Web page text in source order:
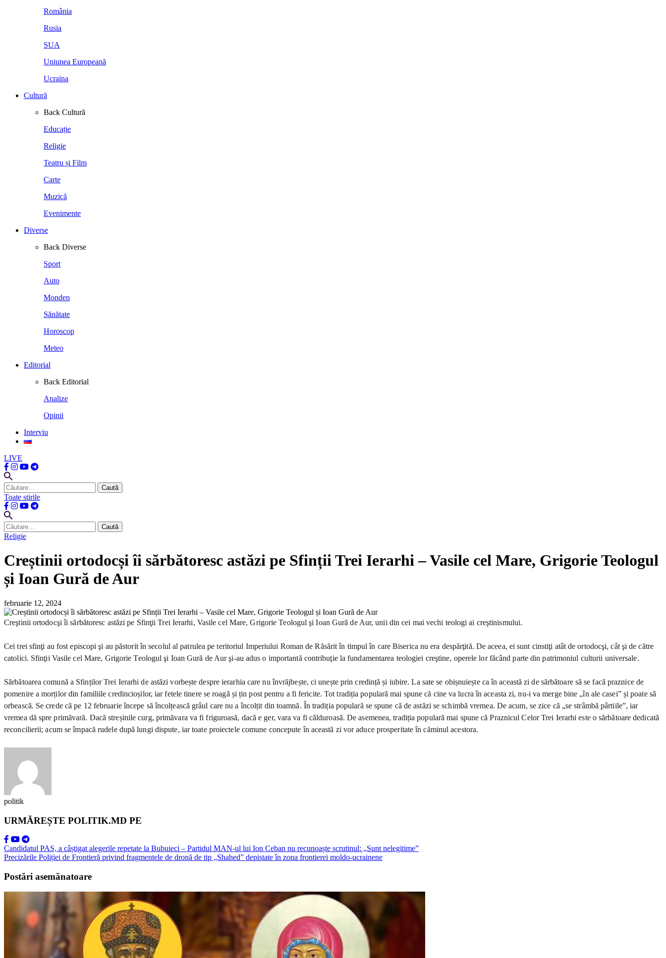
România
Rusia
SUA
Uniunea Europeană
Ucraina
Cultură
Back Cultură
Educație
Religie
Teatru și Film
Carte
Muzică
Evenimente
Diverse
Back Diverse
Sport
Auto
Monden
Sănătate
Horoscop
Meteo
Editorial
Back Editorial
Analize
Opinii
Interviu
LIVE
Caută
după:
Toate stirile
Caută
după:
Religie
Creștinii ortodocși îi sărbătoresc astăzi pe Sfinții Trei Ierarhi – Vasile cel Mare, Grigorie Teologul
și Ioan Gură de Aur
februarie 12, 2024
Creştinii ortodocşi îi sărbătoresc astăzi pe Sfinţii Trei Ierarhi, Vasile cel Mare, Grigorie Teologul şi Ioan Gură de Aur, unii din cei mai vechi teologi ai creştinismului.
Cei trei sfinţi au fost episcopi şi au păstorit în secolul al patrulea pe teritoriul Imperiului Roman de Răsărit în timpul în care Biserica nu era despărţită. De aceea, ei sunt cinstiţi atât de ortodocşi, cât şi de către
catolici. Sfinţii Vasile cel Mare, Grigorie Teologul şi Ioan Gură de Aur şi-au adus o importantă contribuţie la fundamentarea teologiei creştine, operele lor făcând parte din patrimoniul culturii universale.
Sărbătoarea comună a Sfinților Trei Ierarhi de astăzi vorbește despre ierarhia care nu învrăjbește, ci unește prin credință și iubire. La sate se obișnuiește ca în această zi de sărbătoare să se facă praznice de
pomenire a morților din familiile credincioșilor, iar fetele tinere se roagă și țin post pentru a fi fericite. Tot tradiția populară mai spune că cine va lucra în aceasta zi, nu-i va merge bine „în ale casei” și poate să
orbească. Se crede că pe 12 februarie începe să încolțească grâul care nu a încolțit din toamnă. În tradiția populară se spune că de astăzi se schimbă vremea. De acum, se zice că „se strâmbă pârtiile”, iar
vremea dă spre primăvară. Dacă streșinile curg, primăvara va fi friguroasă, dacă e ger, vara va fi călduroasă. De asemenea, tradiția populară mai spune că Praznicul Celor Trei Ierarhi este o sărbătoare dedicată
reconcilierii; acum se împacă rudele după lungi dispute, iar toate proiectele comune concepute în această zi vor aduce prosperitate în căminul acestora.
politik
URMĂREȘTE POLITIK.MD PE
Candidatul PAS, a câștigat alegerile repetate la Bubuieci – Partidul MAN-ul lui Ion Ceban nu recunoaște scrutinul: „Sunt nelegitime”
Precizările Poliției de Frontieră privind fragmentele de dronă de tip „Shahed” depistate în zona frontierei moldo-ucrainene
Postări asemănatoare